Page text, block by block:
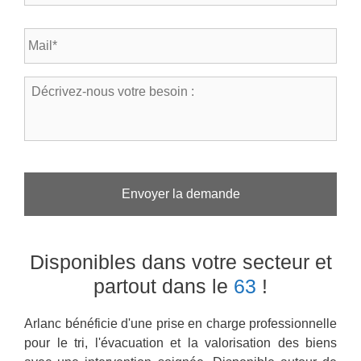
s
a
*
p
h
o
n
E
a
D
-
t
r
e
Disponibles dans votre secteur et
partout dans le 63 !
Arlanc bénéficie d'une prise en charge professionnelle
pour le tri, l'évacuation et la valorisation des biens